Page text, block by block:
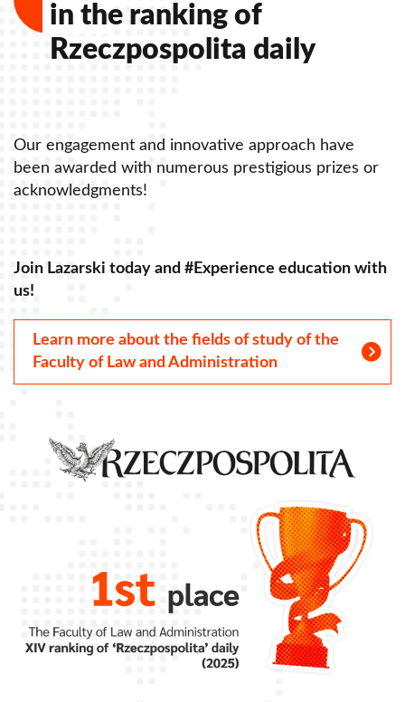
in the ranking of
Rzeczpospolita daily
Our engagement and innovative approach have
been awarded with numerous prestigious prizes or
acknowledgments!
Join Lazarski today and #Experience education with
us!
Learn more about the fields of study of the
Faculty of Law and Administration